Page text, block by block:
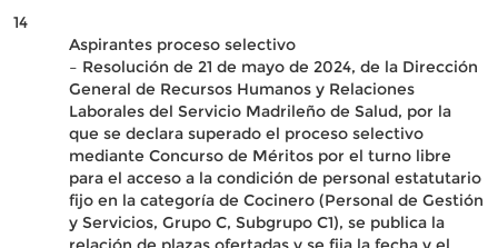
14
Aspirantes proceso selectivo
– Resolución de 21 de mayo de 2024, de la Dirección
General de Recursos Humanos y Relaciones
Laborales del Servicio Madrileño de Salud, por la
que se declara superado el proceso selectivo
mediante Concurso de Méritos por el turno libre
para el acceso a la condición de personal estatutario
fijo en la categoría de Cocinero (Personal de Gestión
y Servicios, Grupo C, Subgrupo C1), se publica la